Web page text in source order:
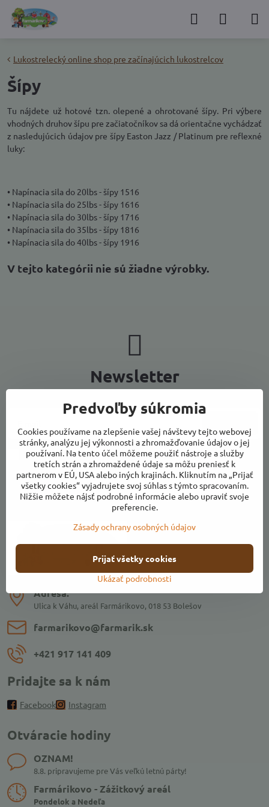
Lukostrelecký online shop pre začínajúcich lukostrelcov
Šípy
Tu nájdete už hotové tzn. olepené a ohrotované šípy. Pri výbere
vhodných druhov šípu pre začiatočníkov sa dá orientačne vychádzať
z nasledujúcich údajov pre šípy Easton Jazz / Platinum pre reflexné
luky:
• Napínacia sila do 20lbs - šípy 1516
• Napínacia sila do 25lbs - šípy 1616
• Napínacia sila do 30lbs - šípy 1716
• Napínacia sila do 35lbs - šípy 1816
• Napínacia sila do 40lbs - šípy 1916
Newsletter
Odoberať naše novinky:
Chcem sa prihlásiť k odberu noviniek e-mailom
Kontakty
Adresa:
Ulica k Váhu, areál Farmárikovo, 018 53 Bolešov
farmarikovo​@farmarik​.sk
+421 917 141 409
Pridajte sa k nám
Facebook Instagram
Otváracie hodiny
OZNAM!
8.8. pripravujeme pre Vás veľkú letnú párty!
Farmárikovo - Zážitkový areál
Pondelok a Nedeľa
Predvoľby súkromia
Cookies používame na zlepšenie vašej návštevy tejto webovej
stránky, analýzu jej výkonnosti a zhromažďovanie údajov o jej
používaní. Na tento účel môžeme použiť nástroje a služby
tretích strán a zhromaždené údaje sa môžu preniesť k
partnerom v EÚ, USA alebo iných krajinách. Kliknutím na „Prijať
všetky cookies“ vyjadrujete svoj súhlas s týmto spracovaním.
Nižšie môžete nájsť podrobné informácie alebo upraviť svoje
preferencie.
Zásady ochrany osobných údajov
Ukázať podrobnosti
Prijať všetky cookies